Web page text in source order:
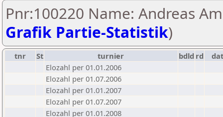
Pnr:100220 Name: Andreas
Grafik Partie-Statistik)
tnr St turnier bdld rd
Elozahl per 01.01.2006
Elozahl per 01.07.2006
Elozahl per 01.01.2007
Elozahl per 01.07.2007
Elozahl per 01.01.2008